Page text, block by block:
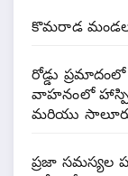
కొమరాడ
రోడ్డు
వాహనంలో
మరియు
ప్రజా సమస్యల